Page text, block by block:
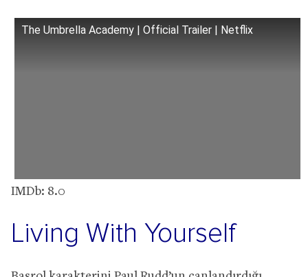
The Umbrella Academy | Official Trailer | Netflix
IMDb: 8.0
Living With Yourself